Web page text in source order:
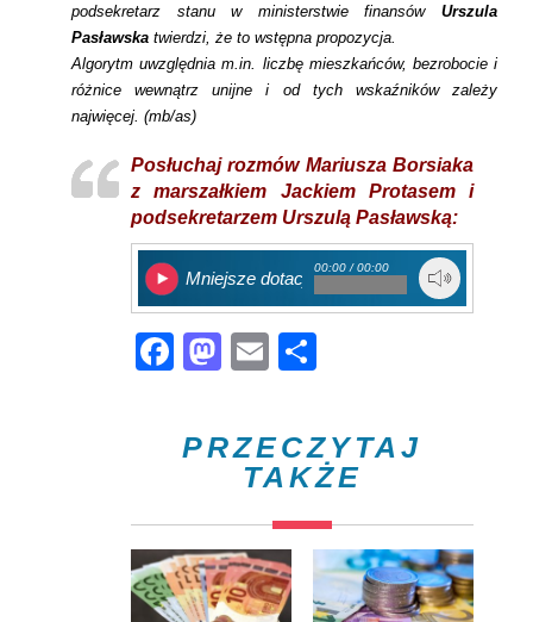
podsekretarz stanu w ministerstwie finansów Urszula
Pasławska twierdzi, że to wstępna propozycja.
Algorytm uwzględnia m.in. liczbę mieszkańców, bezrobocie i
różnice wewnątrz unijne i od tych wskaźników zależy
najwięcej. (mb/as)
Posłuchaj rozmów Mariusza Borsiaka
z marszałkiem Jackiem Protasem i
podsekretarzem Urszulą Pasławską:
Mniejsze dotacje
00:00 / 00:00
Facebook
Mastodon
Email
PRZECZYTAJ
TAKŻE